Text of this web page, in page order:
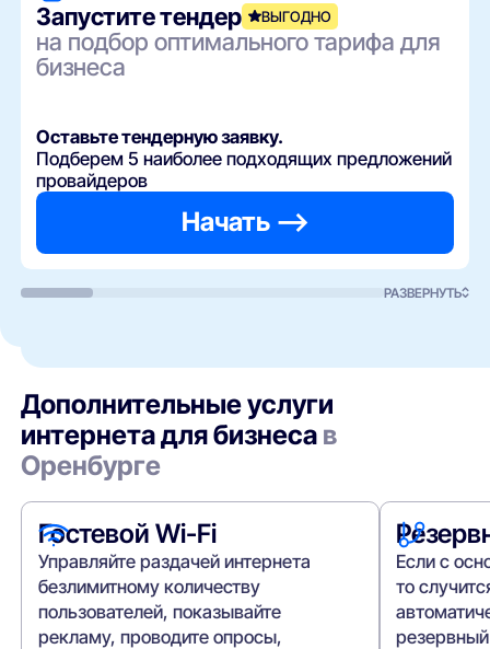
Запустите тендер ВЫГОДНО
на подбор оптимального тарифа для
бизнеса
Оставьте тендерную заявку.
Подберем 5 наиболее подходящих предложений
провайдеров
Начать —>
РАЗВЕРНУТЬ
Дополнительные услуги
интернета для бизнеса в
Оренбурге
Гостевой Wi-Fi
Управляйте раздачей интернета
безлимитному количеству
пользователей, показывайте
рекламу, проводите опросы,
Если с
то